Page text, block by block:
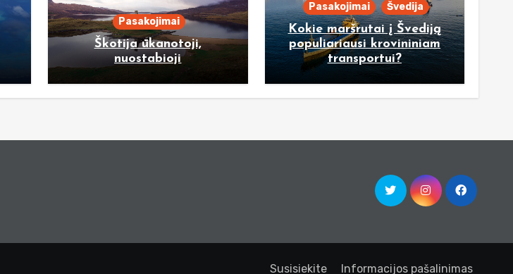
Pasakojimai
Škotija ūkanotoji,
nuostabioji
Pasakojimai Švedija
Kokie maršrutai į Švediją
populiariausi krovininiam
transportui?
Susisiekite Informacijos pašalinimas